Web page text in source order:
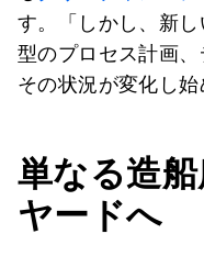
す。「しかし、新
型のプロセス計画、
その状況が変化し始
単なる造
ヤードへ